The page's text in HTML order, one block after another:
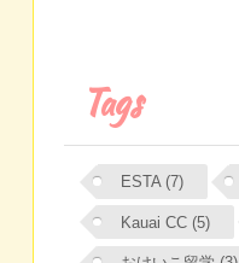
Tags
ESTA (7)
Kauai CC (5)